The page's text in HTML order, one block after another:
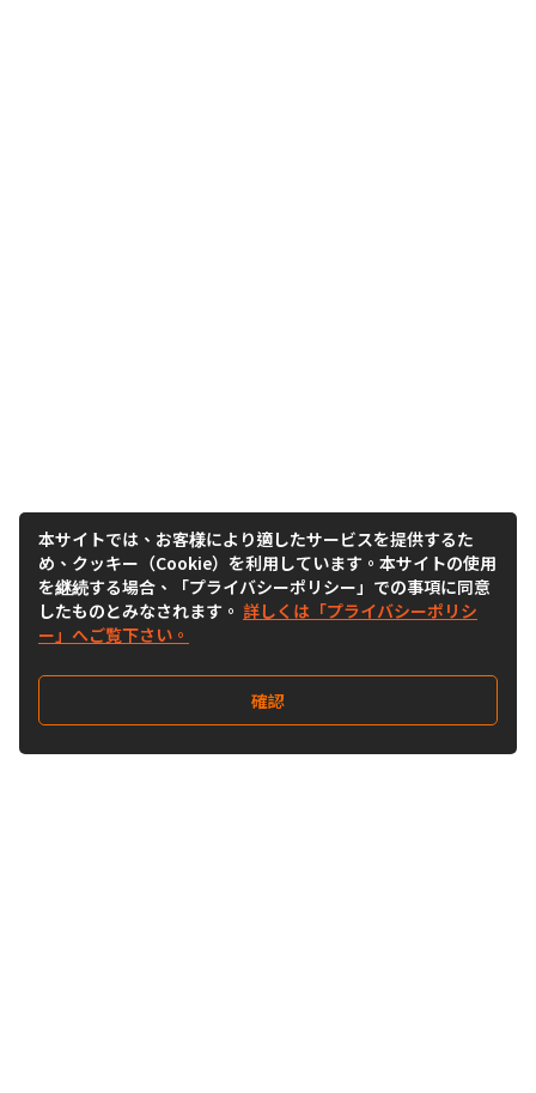
本サイトでは、お客様により適したサービスを提供するた
め、クッキー（Cookie）を利用しています。本サイトの使用
を継続する場合、「プライバシーポリシー」での事項に同意
したものとみなされます。 詳しくは「プライバシーポリシ
ー」へご覧下さい。
確認